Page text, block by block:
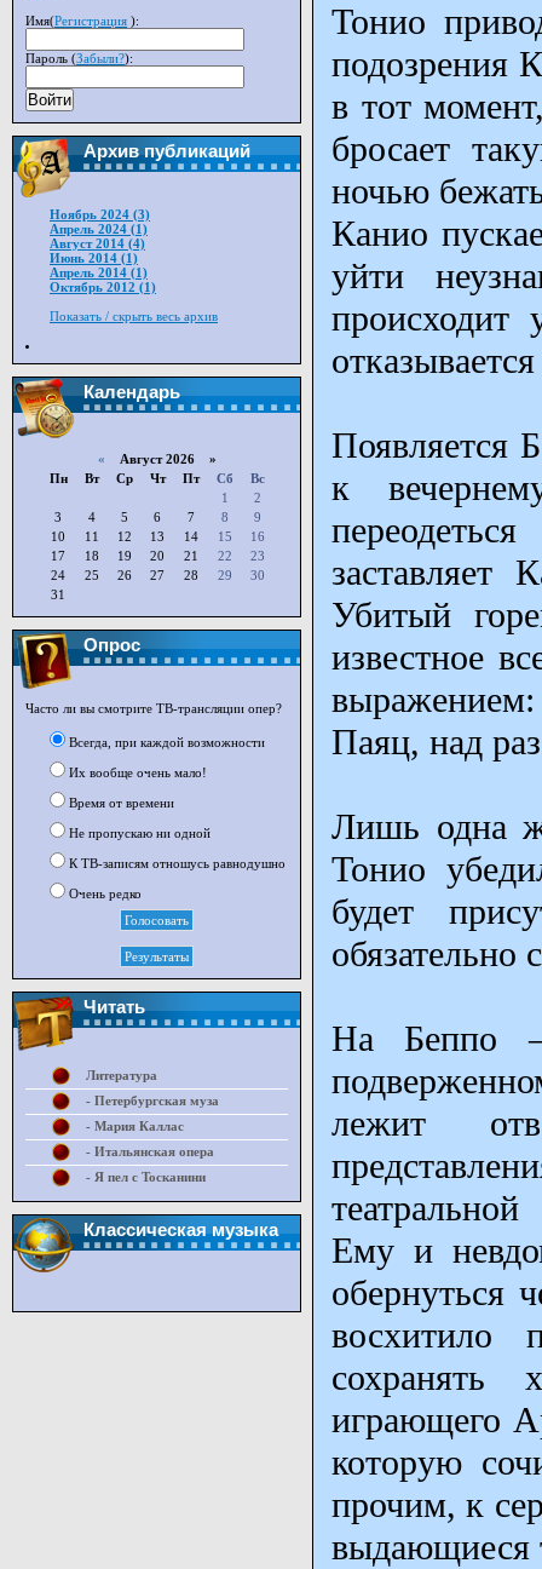
Тонио
подозрения
в тот
бросает
ночью
Канио
уйти
происходит
Появляется
к
заставляет
Убитый
известное
Паяц, над
Лишь одна
Тонио
будет
обязательно
На Беппо –
лежит
Ему и
обернуться
восхитило
сохранять
играющего
которую
прочим, к
выдающиеся
Имя(Регистрация ):
Пароль (Забыли?):
Войти
Архив публикаций
Ноябрь 2024 (3)
Апрель 2024 (1)
Август 2014 (4)
Июнь 2014 (1)
Апрель 2014 (1)
Октябрь 2012 (1)
Показать / скрыть весь архив
Календарь
« Август 2026 »
Пн
Вт Ср Чт Пт Сб
Вс
1
2
3
4 5 6 7 8
9
10
11 12 13 14 15
16
17
18 19 20 21 22
23
24
25 26 27 28 29
30
31
Опрос
Часто ли вы смотрите ТВ-трансляции опер?
Всегда, при каждой возможности
Их вообще очень мало!
Время от времени
Не пропускаю ни одной
К ТВ-записям отношусь равнодушно
Очень редко
Читать
Литература
- Петербургская муза
- Мария Каллас
- Итальянская опера
- Я пел с Тосканини
Классическая музыка